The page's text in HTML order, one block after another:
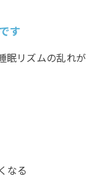
す
眠リズムの乱れが
なる